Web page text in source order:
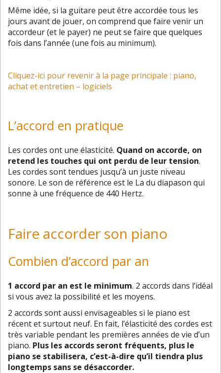
Même idée, si la guitare peut être accordée tous les
jours avant de jouer, on comprend que faire venir un
accordeur (et le payer) ne peut se faire que quelques
fois dans l’année (une fois au minimum).
Cliquez-ici pour revenir à la page principale : piano,
achat et entretien – logiciels
L’accord en pratique
Les cordes ont une élasticité. Quand on accorde, on
retend les touches qui ont perdu de leur tension.
Les cordes sont tendues jusqu’à un juste niveau
sonore. Le son de référence est le La du diapason qui
sonne à une fréquence de 440 Hertz.
Faire accorder son piano
Combien d’accord par an
1 accord par an est le minimum. 2 accords dans l’idéal
si vous avez la possibilité et les moyens.
2 accords sont aussi envisageables si le piano est
récent et surtout neuf. En fait, l’élasticité des cordes est
très variable pendant les premières années de vie d’un
piano. Plus les accords seront fréquents, plus le
piano se stabilisera, c’est-à-dire qu’il tiendra plus
longtemps sans se désaccorder.